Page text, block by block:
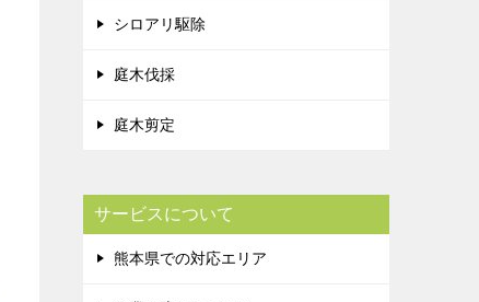
シロアリ駆除
庭木伐採
庭木剪定
サービスについて
熊本県での対応エリア